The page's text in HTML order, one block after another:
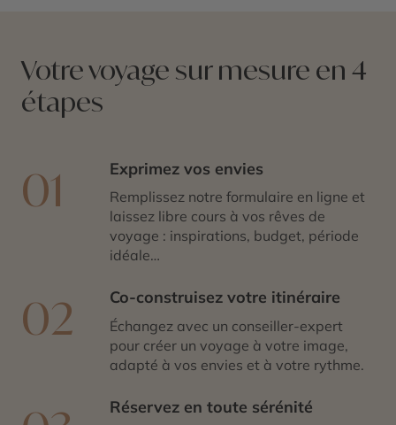
Votre voyage sur mesure en 4
étapes
01 Exprimez vos envies
Remplissez notre formulaire en ligne et
laissez libre cours à vos rêves de
voyage : inspirations, budget, période
idéale…
02 Co-construisez votre itinéraire
Échangez avec un conseiller-expert
pour créer un voyage à votre image,
adapté à vos envies et à votre rythme.
Réservez en toute sérénité